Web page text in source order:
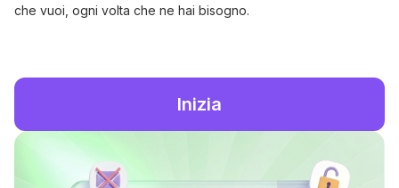
che vuoi, ogni volta che ne hai bisogno.
Inizia